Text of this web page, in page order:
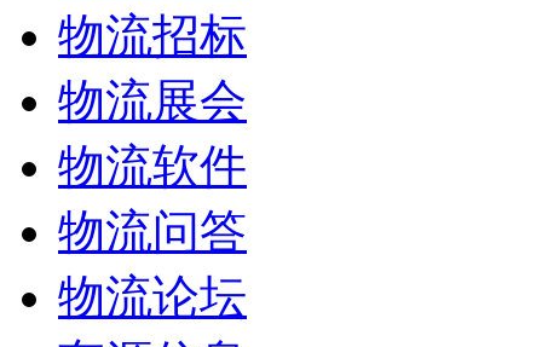
物流招标
物流展会
物流软件
物流问答
物流论坛